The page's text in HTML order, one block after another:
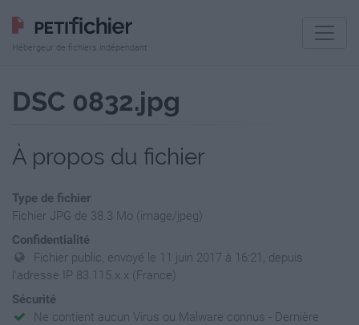
Hébergeur de fichiers indépendant
DSC 0832.jpg
À propos du fichier
Type de fichier
Fichier JPG de 38.3 Mo (image/jpeg)
Confidentialité
Fichier public, envoyé le 11 juin 2017 à 16:21, depuis
l'adresse IP 83.115.x.x (France)
Sécurité
Ne contient aucun Virus ou Malware connus - Dernière